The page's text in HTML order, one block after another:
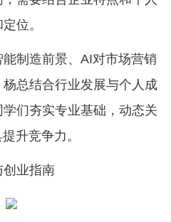
位。
制造前景、AI对市场营销
总结合行业发展与个人成
们夯实专业基础，动态关
升竞争力。
创业指南